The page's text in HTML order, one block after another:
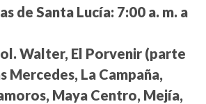
de Santa Lucía: 7:00 a. m. a
Walter, El Porvenir (parte
Mercedes, La Campaña,
Maya Centro, Mejía,